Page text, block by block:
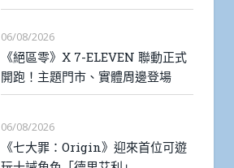
06/08/2026
《絕區零》X 7-ELEVEN 聯動正式
開跑！主題門市、實體周邊登場
06/08/2026
《七大罪：Origin》迎來首位可遊